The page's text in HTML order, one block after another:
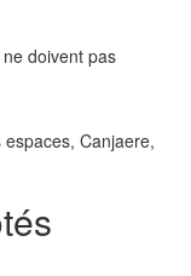
doivent pas
Canjaere,